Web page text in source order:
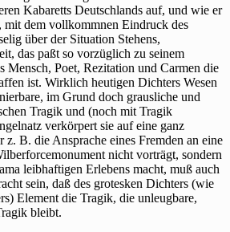
Kabaretts Deutschlands auf, und wie er
mit dem vollkommnen Eindruck des
über der Situation Stehens,
das paßt so vorzüglich zu seinem
Mensch, Poet, Rezitation und Carmen die
ist. Wirklich heutigen Dichters Wesen
im Grund doch grausliche und
Tragik und (noch mit Tragik
verkörpert sie auf eine ganz
B. die Ansprache eines Fremden an eine
nicht vorträgt, sondern
leibhaftigen Erlebens macht, muß auch
sein, daß des grotesken Dichters (wie
Element die Tragik, die unleugbare,
bleibt.